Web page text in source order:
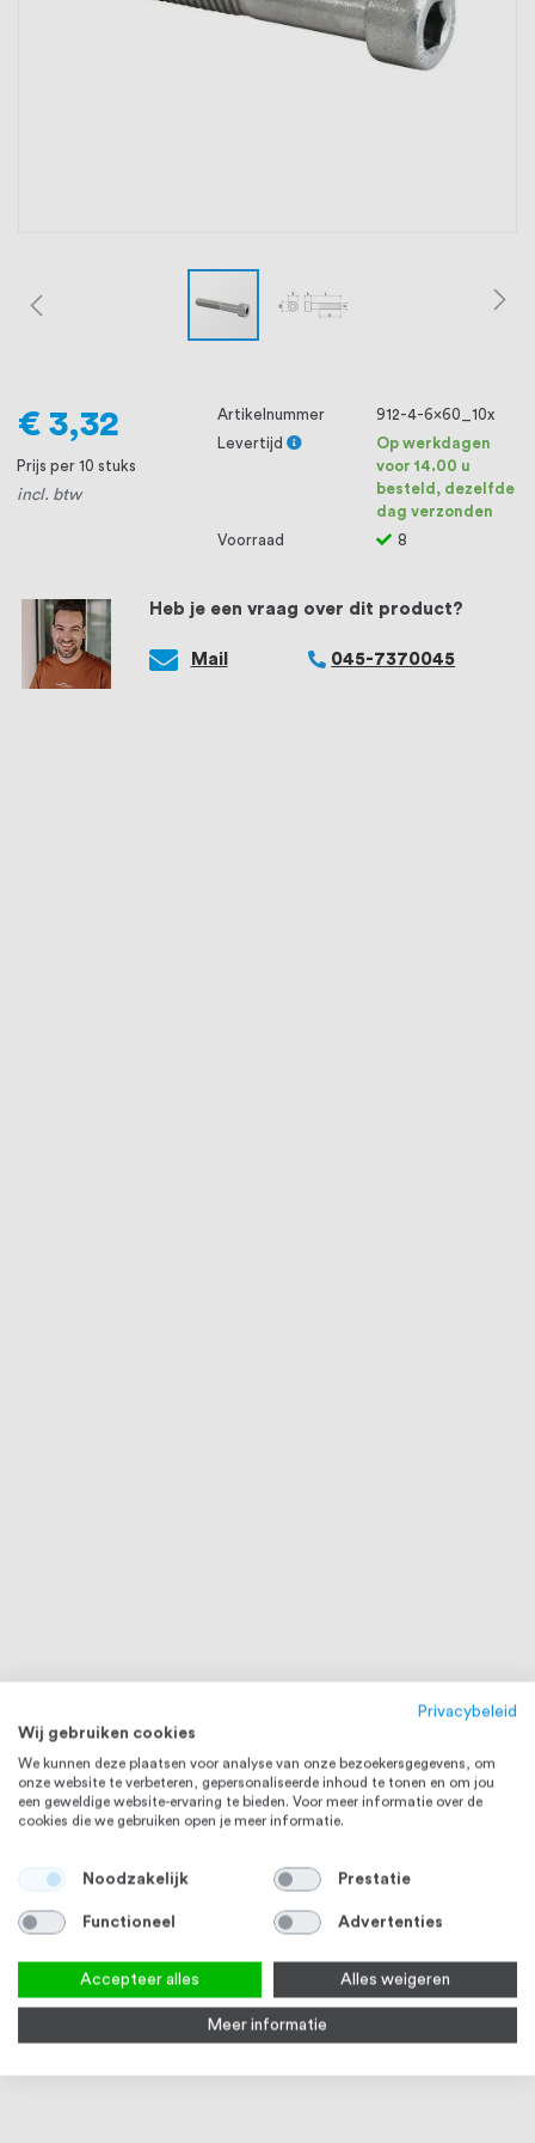
ons voorop, want we geloven dat een
Heb je een vraag over dit product?
Mail 045-7370045
€ 3,32
Prijs per 10 stuks
incl. btw
Artikelnummer
912-4-6x60_10x
Levertijd
Op werkdagen
voor 14.00 u
besteld, dezelfde
dag verzonden
Voorraad
8
Privacybeleid
Wij gebruiken cookies
We kunnen deze plaatsen voor analyse van onze bezoekersgegevens, om
onze website te verbeteren, gepersonaliseerde inhoud te tonen en om jou
een geweldige website-ervaring te bieden. Voor meer informatie over de
cookies die we gebruiken open je meer informatie.
Noodzakelijk Prestatie
Functioneel Advertenties
Accepteer alles Alles weigeren
Meer informatie